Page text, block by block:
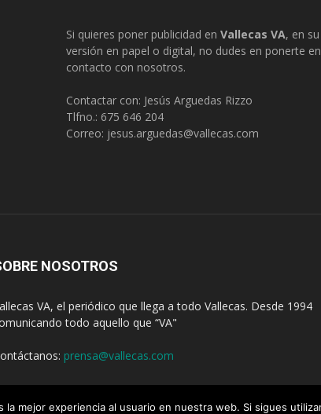
Si quieres poner publicidad en Vallecas VA, en su
versión en papel o digital, no dudes en ponerte en
contacto con nosotros.
Contactar con: Jesús Arguedas Rizzo
Tlfno.: 675 646 204
Correo: jesus.arguedas@vallecas.com
NOSOTROS
VA, el periódico que llega a todo Vallecas. Desde 1994
todo aquello que “VA"
prensa@vallecas.com
la mejor experiencia al usuario en nuestra web. Si sigues